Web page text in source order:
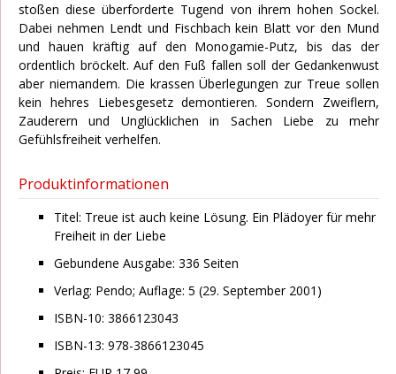
stoßen diese überforderte Tugend von ihrem hohen Sockel.
Dabei nehmen Lendt und Fischbach kein Blatt vor den Mund
und hauen kräftig auf den Monogamie-Putz, bis das der
ordentlich bröckelt. Auf den Fuß fallen soll der Gedankenwust
aber niemandem. Die krassen Überlegungen zur Treue sollen
kein hehres Liebesgesetz demontieren. Sondern Zweiflern,
Zauderern und Unglücklichen in Sachen Liebe zu mehr
Gefühlsfreiheit verhelfen.
Produktinformationen
Titel: Treue ist auch keine Lösung. Ein Plädoyer für mehr
Freiheit in der Liebe
Gebundene Ausgabe: 336 Seiten
Verlag: Pendo; Auflage: 5 (29. September 2001)
ISBN-10: 3866123043
ISBN-13: 978-3866123045